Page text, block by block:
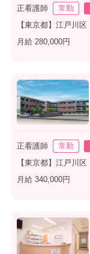
正看護師 常勤
【東京都】江戸川区
月給 280,000円
正看護師 常勤
【東京都】江戸川区
月給 340,000円